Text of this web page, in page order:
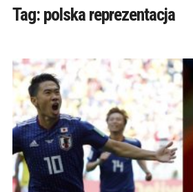
Tag: polska reprezentacja